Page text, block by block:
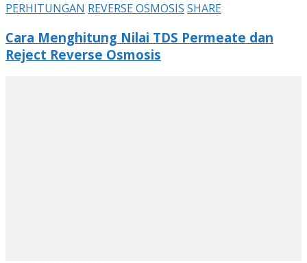
PERHITUNGAN REVERSE OSMOSIS SHARE
Cara Menghitung Nilai TDS Permeate dan
Reject Reverse Osmosis